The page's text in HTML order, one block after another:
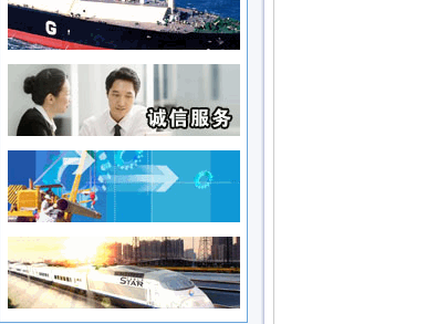
·四川中光高技术研究所有限责任公司
·江苏天安防雷工程有限责任公司
·山东东营胜利工业园区
·自贡五洲防腐安装有限公司
·华北石油津工机械制造有限公司
·中国石化茂名石化分公司
·上海山武控制仪表有限公司
·上海赛科石油化工有限责任公司
·河北卓唯钢管制造有限公司
·上海高桥石化
·中国石化扬子石油化工股份有限公司
·中国石化上海石油化工股份有限公司
·中国石化长岭炼化公司
·中国石油长庆油田分公司
·中国石油宁夏石化分公司
·山东墨龙石油机械股份有限公司